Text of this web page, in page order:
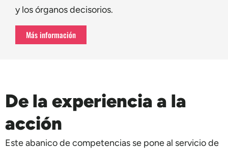
y los órganos decisorios.
Más información
De la experiencia a la
acción
Este abanico de competencias se pone al servicio de